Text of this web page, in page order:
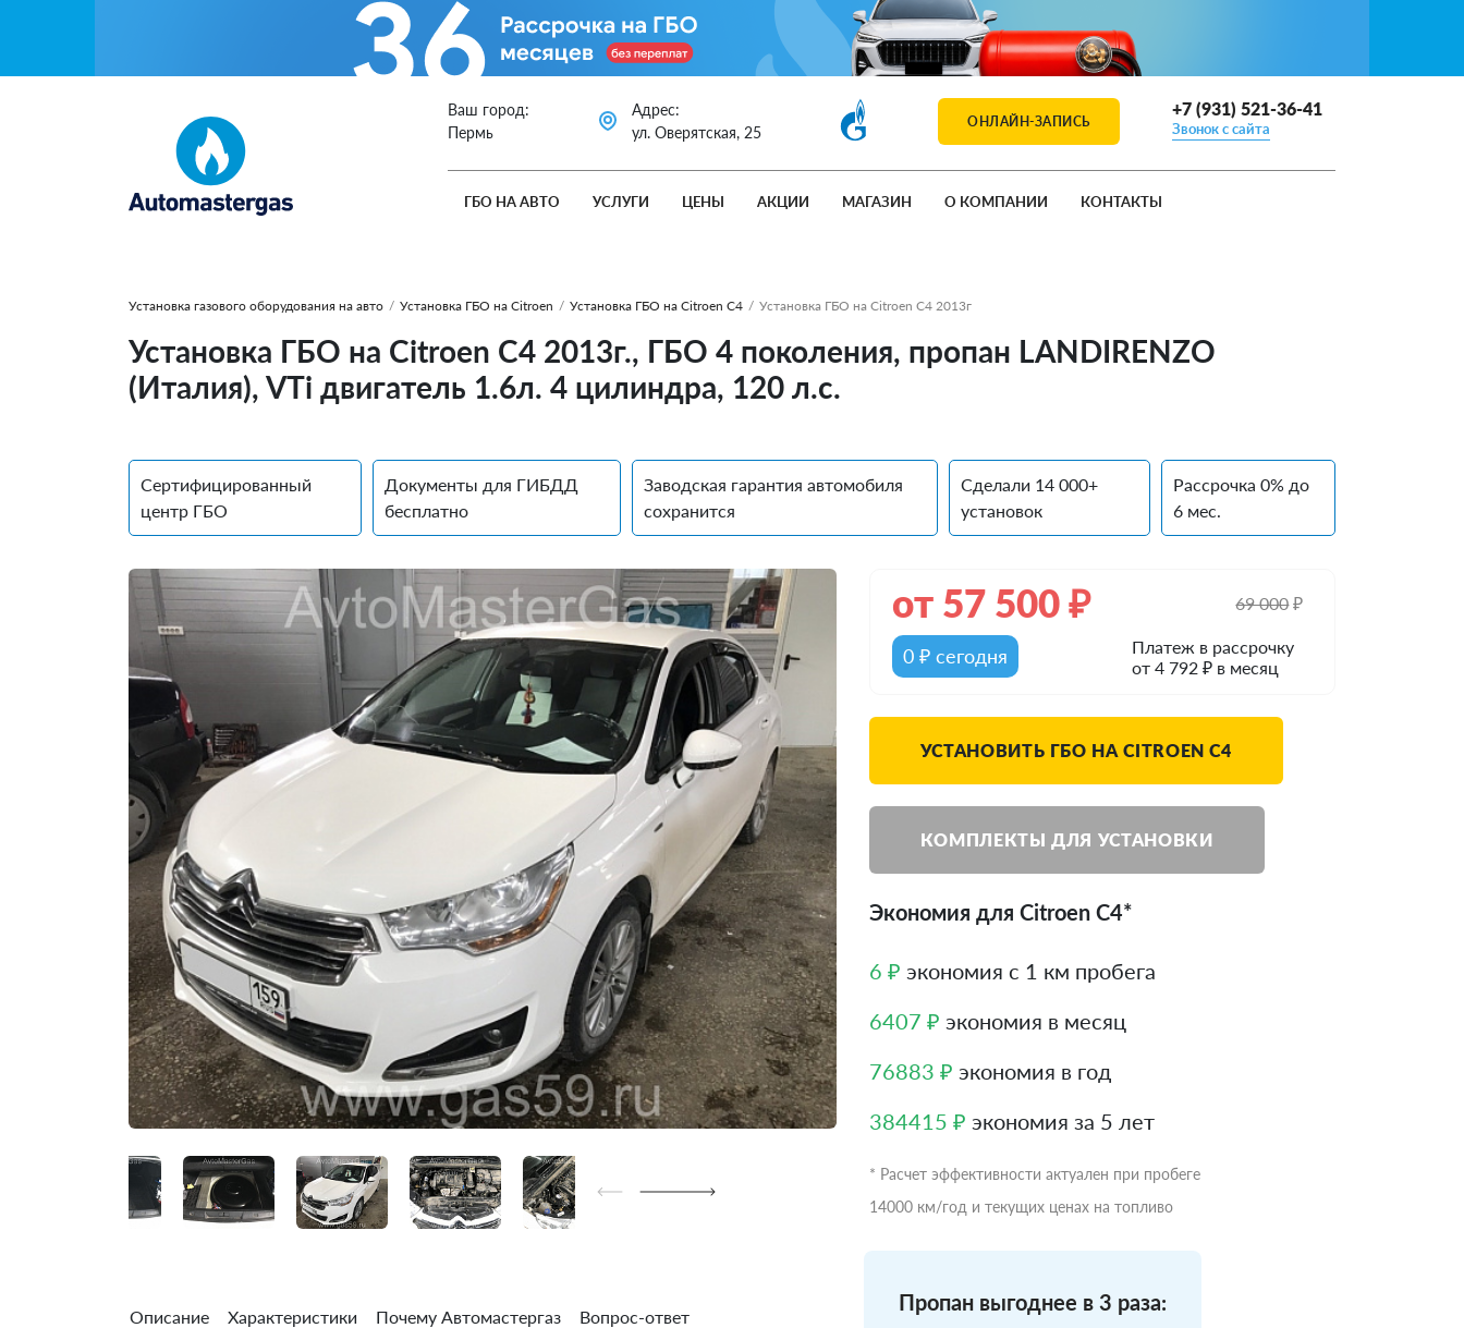
Ваш город:
Пермь
Адрес:
ул. Оверятская, 25
ОНЛАЙН-ЗАПИСЬ
+7 (931) 521-36-41
Звонок с сайта
ГБО НА АВТО УСЛУГИ ЦЕНЫ АКЦИИ МАГАЗИН О КОМПАНИИ КОНТАКТЫ
Установка газового оборудования на авто / Установка ГБО на Citroen / Установка ГБО на Citroen C4 / Установка ГБО на Citroen C4 2013г
Установка ГБО на Citroen C4 2013г., ГБО 4 поколения, пропан LANDIRENZO
(Италия), VTi двигатель 1.6л. 4 цилиндра, 120 л.с.
Сертифицированный
центр ГБО
Документы для ГИБДД
бесплатно
Заводская гарантия автомобиля
сохранится
Сделали 14 000+
установок
Рассрочка 0% до
6 мес.
от 57 500₽ 69 000₽
0 ₽ сегодня
Платеж в рассрочку
от 4 792 ₽ в месяц
УСТАНОВИТЬ ГБО НА CITROEN C4
КОМПЛЕКТЫ ДЛЯ УСТАНОВКИ
Экономия для Citroen C4*
6 ₽ экономия с 1 км пробега
6407 ₽ экономия в месяц
76883 ₽ экономия в год
384415 ₽ экономия за 5 лет
* Расчет эффективности актуален при пробеге
14000 км/год и текущих ценах на топливо
Описание Характеристики Почему Автомастергаз Вопрос-ответ
Пропан выгоднее в 3 раза: